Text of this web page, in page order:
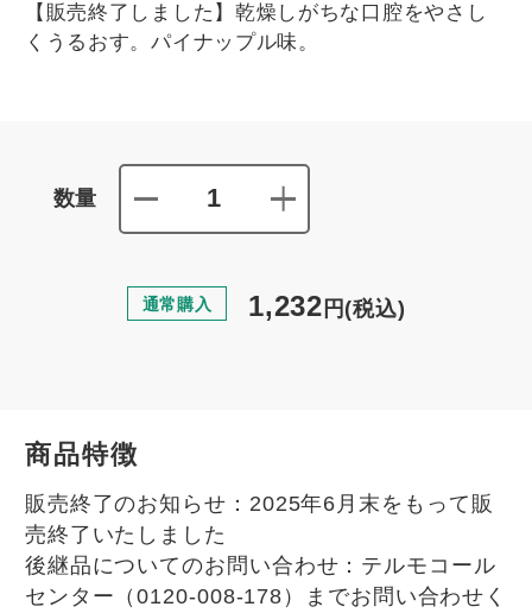
【販売終了しました】乾燥しがちな口腔をやさし
くうるおす。パイナップル味。
数量
通常購入 1,232 円 (税込)
商品特徴
販売終了のお知らせ：2025年6月末をもって販
売終了いたしました
後継品についてのお問い合わせ：テルモコール
センター（0120-008-178）までお問い合わせく